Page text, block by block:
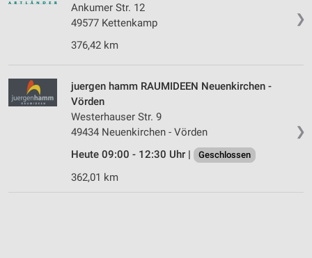
❯
Ankumer Str. 12
49577 Kettenkamp
376,42 km
❯
juergen hamm RAUMIDEEN Neuenkirchen -
Vörden
Westerhauser Str. 9
49434 Neuenkirchen - Vörden
Heute 09:00 - 12:30 Uhr |
Geschlossen
362,01 km